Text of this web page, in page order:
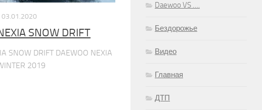
03.01.2020
SNOW DRIFT
SNOW DRIFT DAEWOO NEXIA
2019
Daewoo VS ….
Бездорожье
Видео
Главная
ДТП